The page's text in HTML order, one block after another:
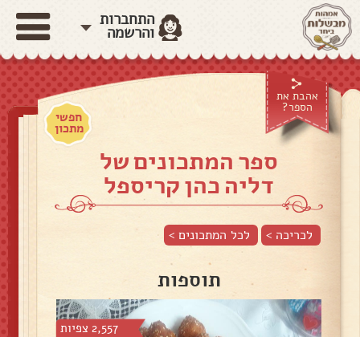
התחברות
והרשמה
אהבת את
הספר?
חפשי
מתכון
ספר המתכונים של
דליה כהן קריספל
לכריכה > לכל המתכונים >
תוספות
2,557 צפיות